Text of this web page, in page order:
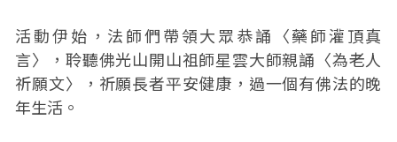
活動伊始，法師們帶領大眾恭誦〈藥師灌頂真
言〉，聆聽佛光山開山祖師星雲大師親誦〈為老人
祈願文〉，祈願長者平安健康，過一個有佛法的晚
年生活。